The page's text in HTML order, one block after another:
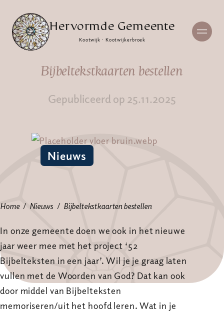
Hervormde Gemeente
Kootwijk · Kootwijkerbroek
Bijbeltekstkaarten bestellen
Gepubliceerd op 25.11.2025
Nieuws
Home Nieuws Bijbeltekstkaarten bestellen
In onze gemeente doen we ook in het nieuwe
jaar weer mee met het project ‘52
Bijbelteksten in een jaar’. Wil je je graag laten
vullen met de Woorden van God? Dat kan ook
door middel van Bijbelteksten
memoriseren/uit het hoofd leren. Wat in je